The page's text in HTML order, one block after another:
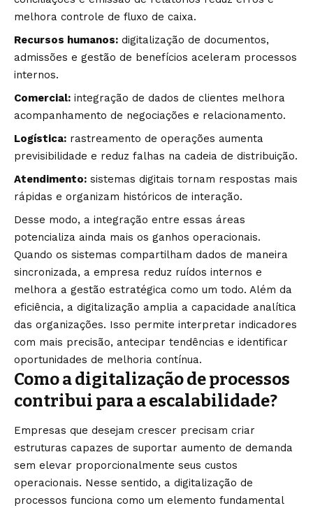
melhora controle de fluxo de caixa.
Recursos humanos: digitalização de documentos,
admissões e gestão de benefícios aceleram processos
internos.
Comercial: integração de dados de clientes melhora
acompanhamento de negociações e relacionamento.
Logística: rastreamento de operações aumenta
previsibilidade e reduz falhas na cadeia de distribuição.
Atendimento: sistemas digitais tornam respostas mais
rápidas e organizam históricos de interação.
Desse modo, a integração entre essas áreas
potencializa ainda mais os ganhos operacionais.
Quando os sistemas compartilham dados de maneira
sincronizada, a empresa reduz ruídos internos e
melhora a gestão estratégica como um todo. Além da
eficiência, a digitalização amplia a capacidade analítica
das organizações. Isso permite interpretar indicadores
com mais precisão, antecipar tendências e identificar
oportunidades de melhoria contínua.
Como a digitalização de processos
contribui para a escalabilidade?
Empresas que desejam crescer precisam criar
estruturas capazes de suportar aumento de demanda
sem elevar proporcionalmente seus custos
operacionais. Nesse sentido, a digitalização de
processos funciona como um elemento fundamental